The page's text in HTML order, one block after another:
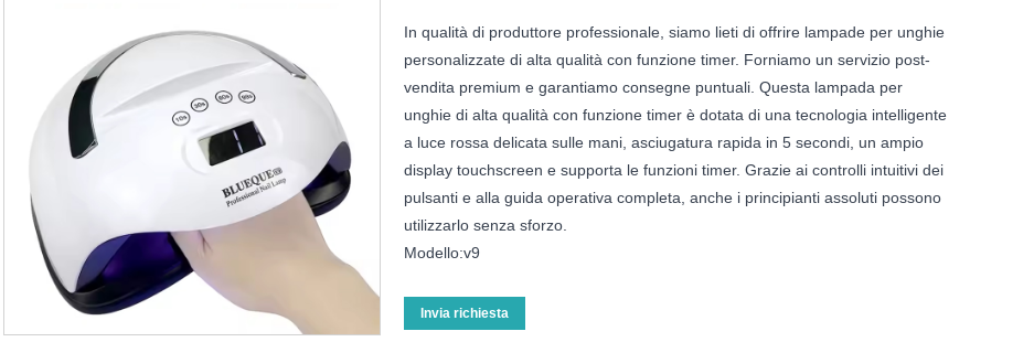
In qualità di produttore professionale, siamo lieti di offrire lampade per unghie
personalizzate di alta qualità con funzione timer. Forniamo un servizio post-
vendita premium e garantiamo consegne puntuali. Questa lampada per
unghie di alta qualità con funzione timer è dotata di una tecnologia intelligente
a luce rossa delicata sulle mani, asciugatura rapida in 5 secondi, un ampio
display touchscreen e supporta le funzioni timer. Grazie ai controlli intuitivi dei
pulsanti e alla guida operativa completa, anche i principianti assoluti possono
utilizzarlo senza sforzo.
Modello:v9
Invia richiesta